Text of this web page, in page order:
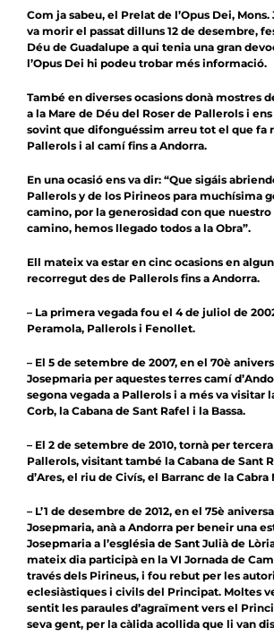
Com ja sabeu, el Prelat de l’Opus Dei,
va morir el passat dilluns 12 de desembre,
Déu de Guadalupe a qui tenia una gran
l’Opus Dei hi podeu trobar més informació.
També en diverses ocasions donà mostres
a la Mare de Déu del Roser de Pallerols i
sovint que difonguéssim arreu tot el que fa
Pallerols i al camí fins a Andorra.
En una ocasió ens va dir: “Que sigáis
Pallerols y de los Pirineos para muchísima
camino, por la generosidad con que
camino, hemos llegado todos a la Obra”.
Ell mateix va estar en cinc ocasions en
recorregut des de Pallerols fins a Andorra.
– La primera vegada fou el 4 de juliol de
Peramola, Pallerols i Fenollet.
– El 5 de setembre de 2007, en el 70è
Josepmaria per aquestes terres camí
segona vegada a Pallerols i a més va visitar
Corb, la Cabana de Sant Rafel i la Bassa.
– El 2 de setembre de 2010, tornà per
Pallerols, visitant també la Cabana de Sant
d’Ares, el riu de Civís, el Barranc de la
– L’1 de desembre de 2012, en el 75è
Josepmaria, anà a Andorra per beneir una
Josepmaria a l’església de Sant Julià de
mateix dia participà en la VI Jornada de
través dels Pirineus, i fou rebut per les
eclesiàstiques i civils del Principat. Moltes
sentit les paraules d’agraïment vers el
seva gent, per la càlida acollida que li van